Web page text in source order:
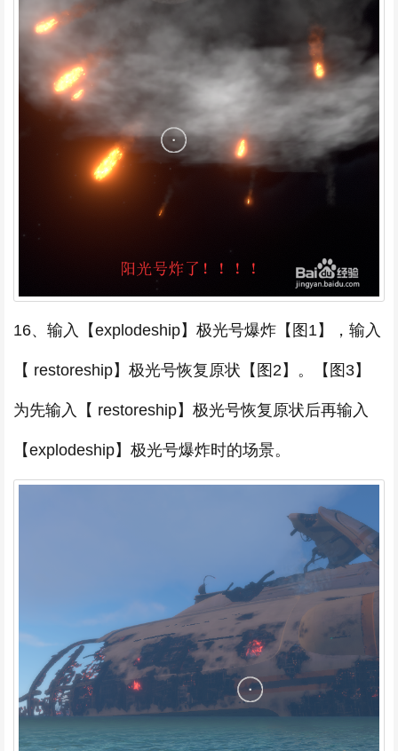
16、输入【explodeship】极光号爆炸【图1】，输入
【 restoreship】极光号恢复原状【图2】。【图3】
为先输入【 restoreship】极光号恢复原状后再输入
【explodeship】极光号爆炸时的场景。